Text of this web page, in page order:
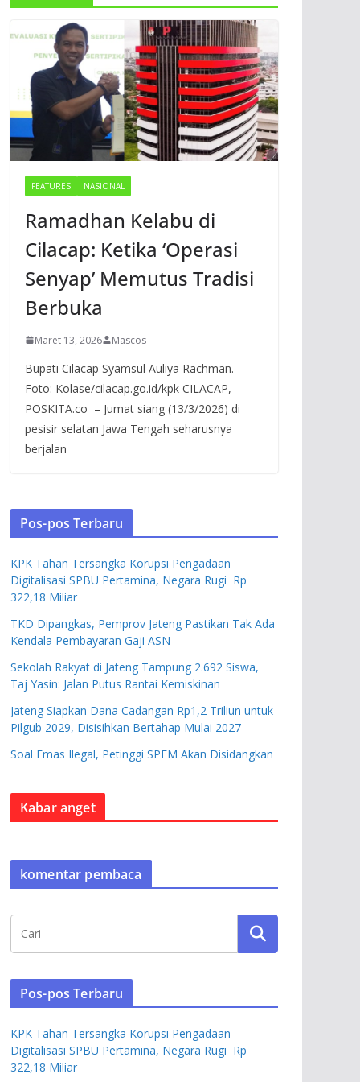
FEATURES NASIONAL
Ramadhan Kelabu di
Cilacap: Ketika ‘Operasi
Senyap’ Memutus Tradisi
Berbuka
Maret 13, 2026 Mascos
Bupati Cilacap Syamsul Auliya Rachman.
Foto: Kolase/cilacap.go.id/kpk CILACAP,
POSKITA.co – Jumat siang (13/3/2026) di
pesisir selatan Jawa Tengah seharusnya
berjalan
Pos-pos Terbaru
KPK Tahan Tersangka Korupsi Pengadaan
Digitalisasi SPBU Pertamina, Negara Rugi Rp
322,18 Miliar
TKD Dipangkas, Pemprov Jateng Pastikan Tak Ada
Kendala Pembayaran Gaji ASN
Sekolah Rakyat di Jateng Tampung 2.692 Siswa,
Taj Yasin: Jalan Putus Rantai Kemiskinan
Jateng Siapkan Dana Cadangan Rp1,2 Triliun untuk
Pilgub 2029, Disisihkan Bertahap Mulai 2027
Soal Emas Ilegal, Petinggi SPEM Akan Disidangkan
Kabar anget
komentar pembaca
Pos-pos Terbaru
KPK Tahan Tersangka Korupsi Pengadaan
Digitalisasi SPBU Pertamina, Negara Rugi Rp
322,18 Miliar